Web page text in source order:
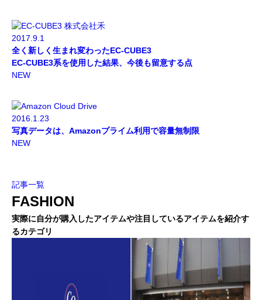
2017.9.1
全く新しく生まれ変わったEC-CUBE3
EC-CUBE3系を使用した結果、今後も留意する点
NEW
2016.1.23
写真データは、Amazonプライム利用で容量無制限
NEW
記事一覧
FASHION
実際に自分が購入したアイテムや注目しているアイテムを紹介す
るカテゴリ